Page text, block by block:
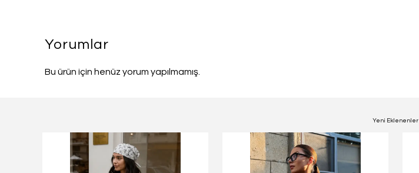
Yorumlar
Bu ürün için henüz yorum yapılmamış.
Yeni Eklenenler